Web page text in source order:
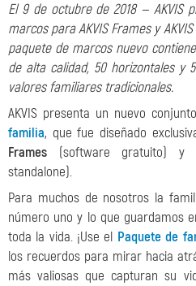
El 9 de octubre de 2018 — AKVIS
marcos para AKVIS Frames y
paquete de marcos nuevo
de alta calidad, 50 horizontales y
valores familiares tradicionales.
AKVIS presenta un nuevo
familia, que fue diseñado
Frames (software gratuito) y
standalone).
Para muchos de nosotros la
número uno y lo que guardamos
toda la vida. ¡Use el Paquete de
los recuerdos para mirar hacia
más valiosas que capturan su